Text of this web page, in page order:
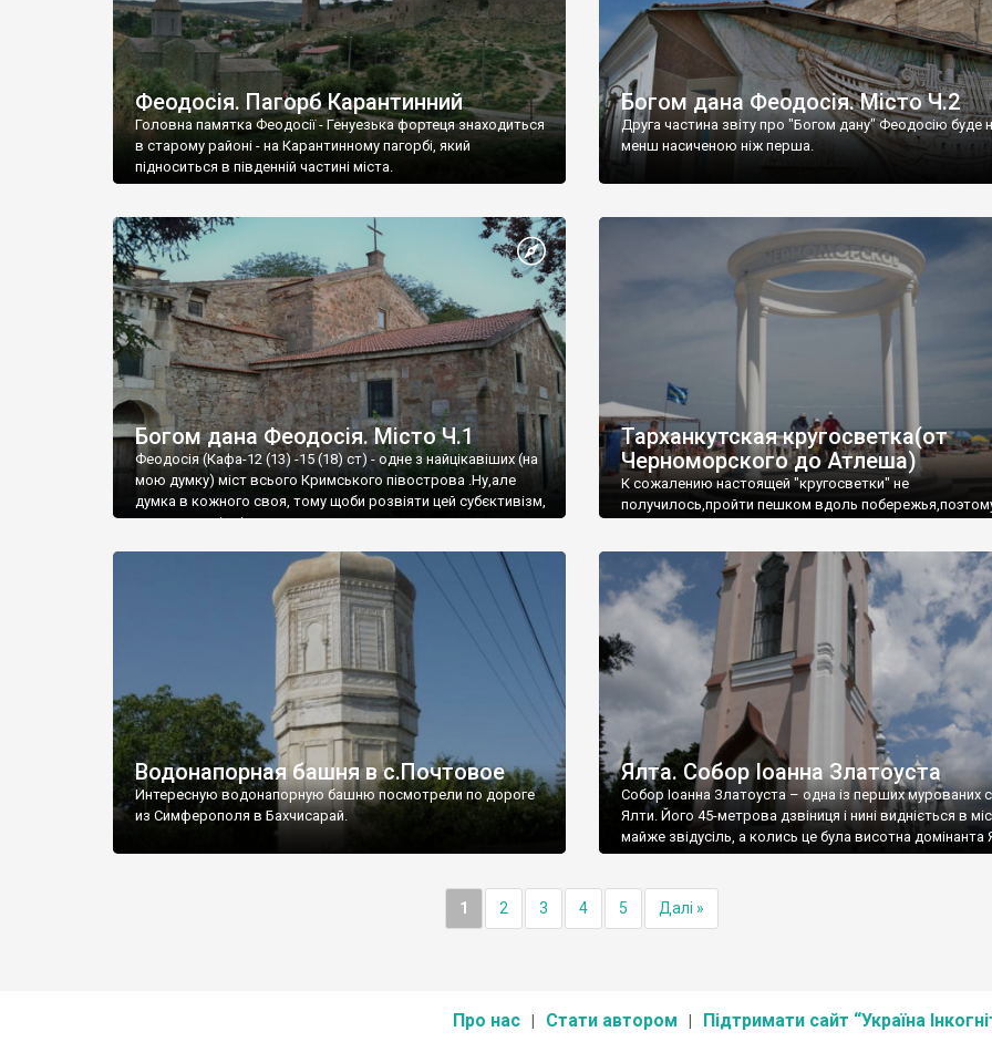
Феодосія. Пагорб Карантинний
Головна памятка Феодосії - Генуезька фортеця знаходиться
в старому районі - на Карантинному пагорбі, який
підноситься в південній частині міста.
Богом дана Феодосія. Місто Ч.2
Друга частина звіту про "Богом дану" Феодосію буде
менш насиченою ніж перша.
Богом дана Феодосія. Місто Ч.1
Феодосія (Кафа-12 (13) -15 (18) ст) - одне з найцікавіших (на
мою думку) міст всього Кримського півострова .Ну,але
думка в кожного своя, тому щоби розвіяти цей субєктивізм,
запрошую відвідати це
Тарханкутская кругосветка(от
Черноморского до Атлеша)
К сожалению настоящей "кругосветки" не
получилось,пройти пешком вдоль
Водонапорная башня в с.Почтовое
Интересную водонапорную башню посмотрели по дороге
из Симферополя в Бахчисарай.
Ялта. Собор Іоанна Златоуста
Собор Іоанна Златоуста – одна із перших мурованих
Ялти. Його 45-метрова дзвіниця і нині видніється в
майже звідусіль, а колись це була висотна домінанта
1 2 3 4 5 Далі »
Про нас Стати автором Підтримати сайт “Україна